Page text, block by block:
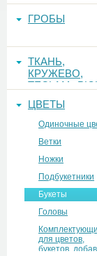
ГРОБЫ
ТКАНЬ,
КРУЖЕВО,
ТЕСЬМА,
ЦВЕТЫ
Одиночные
Ветки
Ножки
Подбукетники
Букеты
Головы
для цветов,
букетов,